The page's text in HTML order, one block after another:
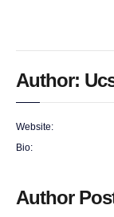
Author:
Website:
Bio:
Author